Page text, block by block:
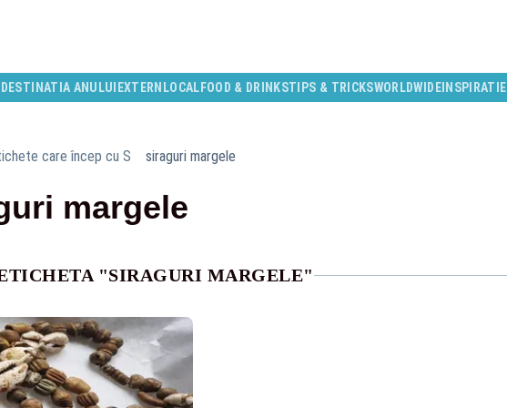
DESTINATIA ANULUI EXTERN LOCAL FOOD & DRINKSTIPS & TRICKSWORLDWIDEINSPIRATIE
care încep cu S siraguri margele
margele
"SIRAGURI MARGELE"